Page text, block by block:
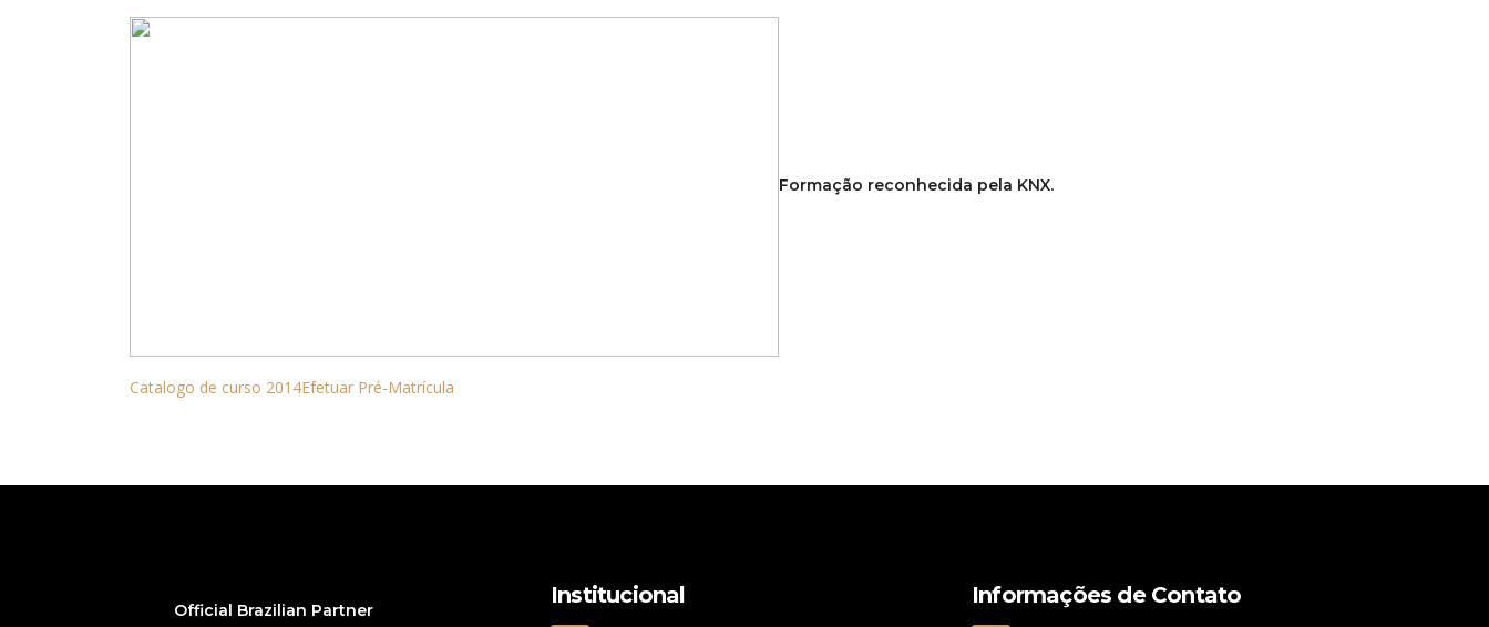
Formação reconhecida pela KNX.
Catalogo de curso 2014Efetuar Pré-Matrícula
Official Brazilian Partner
Institucional Informações de Contato